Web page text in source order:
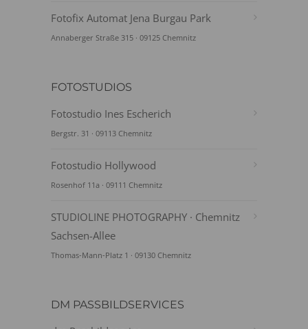
Fotofix Automat Jena Burgau Park
Annaberger Straße 315 · 09125 Chemnitz
FOTOSTUDIOS
Fotostudio Ines Escherich
Bergstr. 31 · 09113 Chemnitz
Fotostudio Hollywood
Rosenhof 11a · 09111 Chemnitz
STUDIOLINE PHOTOGRAPHY · Chemnitz
Sachsen-Allee
Thomas-Mann-Platz 1 · 09130 Chemnitz
DM PASSBILDSERVICES